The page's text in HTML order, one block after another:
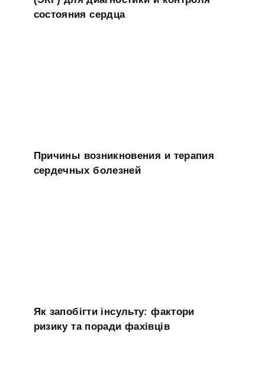
состояния сердца
Причины возникновения и терапия
сердечных болезней
Як запобігти інсульту: фактори
ризику та поради фахівців